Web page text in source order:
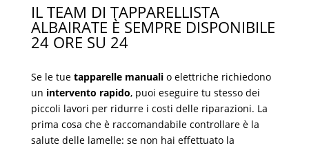
IL TEAM DI TAPPARELLISTA
ALBAIRATE È SEMPRE DISPONIBILE
24 ORE SU 24
Se le tue tapparelle manualio elettriche richiedono
un intervento rapido, puoi eseguire tu stesso dei
piccoli lavori per ridurre i costi delle riparazioni. La
prima cosa che è raccomandabile controllare è la
salute delle lamelle: se non hai effettuato la